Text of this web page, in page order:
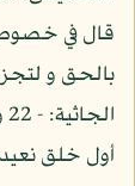
قال في خصوص
بالحق و